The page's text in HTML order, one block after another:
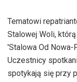
Tematowi
Stalowej Woli,
'Stalowa Od Nowa-
Uczestnicy
spotykają się przy